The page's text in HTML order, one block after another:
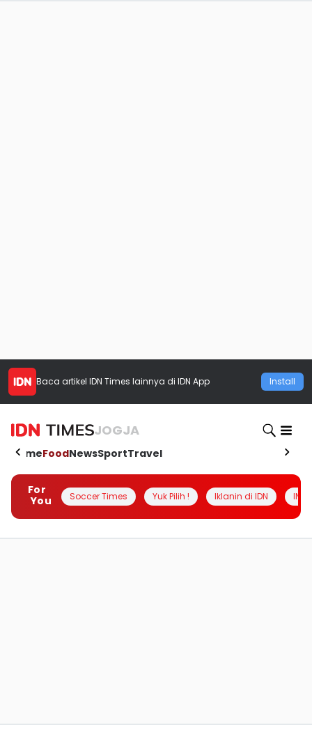
Baca artikel IDN Times lainnya di IDN App Install
JOGJA
HomeFoodNewsSportTravel
For
You
Soccer Times Yuk Pilih ! Iklanin di IDN